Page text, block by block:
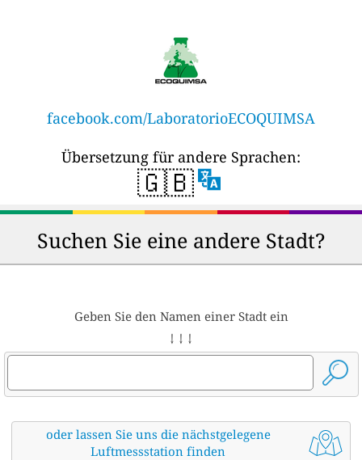
facebook.com/LaboratorioECOQUIMSA
Übersetzung für andere Sprachen:
🇬🇧
Suchen Sie eine andere Stadt?
Geben Sie den Namen einer Stadt ein
↓ ↓ ↓
oder lassen Sie uns die nächstgelegene
Luftmessstation finden